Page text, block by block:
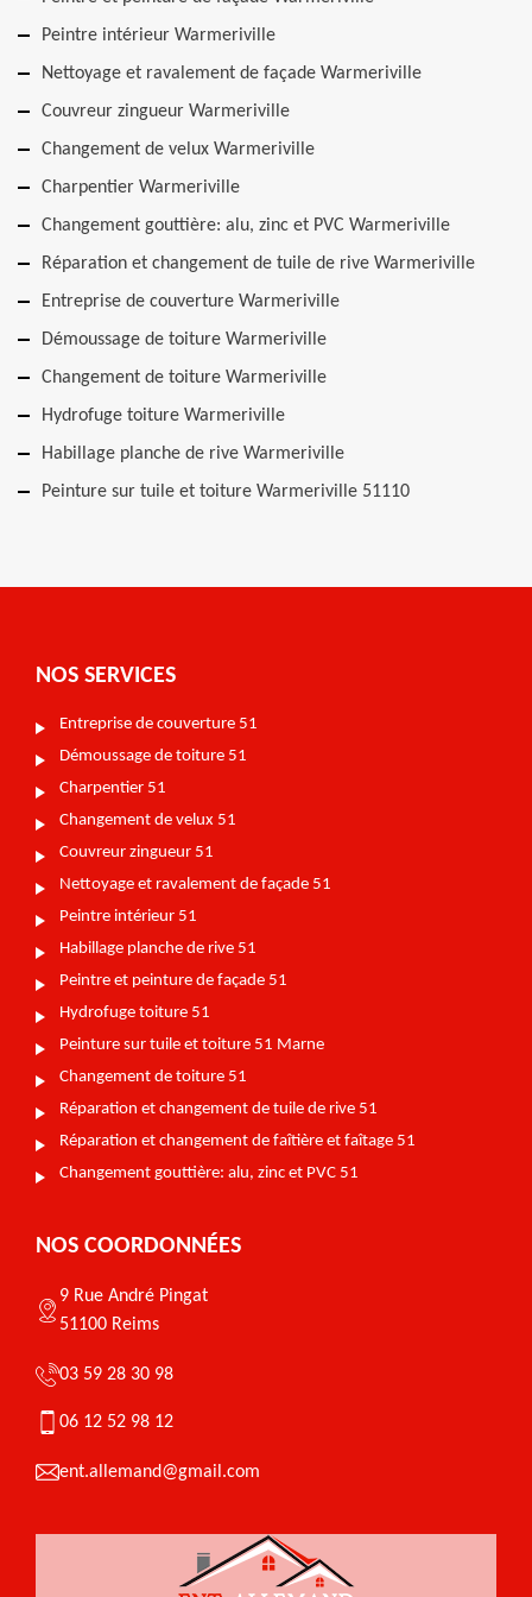
Peintre intérieur Warmeriville
Nettoyage et ravalement de façade Warmeriville
Couvreur zingueur Warmeriville
Changement de velux Warmeriville
Charpentier Warmeriville
Changement gouttière: alu, zinc et PVC Warmeriville
Réparation et changement de tuile de rive Warmeriville
Entreprise de couverture Warmeriville
Démoussage de toiture Warmeriville
Changement de toiture Warmeriville
Hydrofuge toiture Warmeriville
Habillage planche de rive Warmeriville
Peinture sur tuile et toiture Warmeriville 51110
NOS SERVICES
Entreprise de couverture 51
Démoussage de toiture 51
Charpentier 51
Changement de velux 51
Couvreur zingueur 51
Nettoyage et ravalement de façade 51
Peintre intérieur 51
Habillage planche de rive 51
Peintre et peinture de façade 51
Hydrofuge toiture 51
Peinture sur tuile et toiture 51 Marne
Changement de toiture 51
Réparation et changement de tuile de rive 51
Réparation et changement de faîtière et faîtage 51
Changement gouttière: alu, zinc et PVC 51
NOS COORDONNÉES
9 Rue André Pingat
51100 Reims
03 59 28 30 98
06 12 52 98 12
ent.allemand@gmail.com